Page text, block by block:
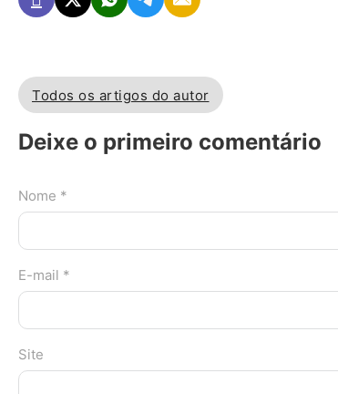
Todos os artigos do autor
Deixe o primeiro comentário
Nome *
E-mail *
Site